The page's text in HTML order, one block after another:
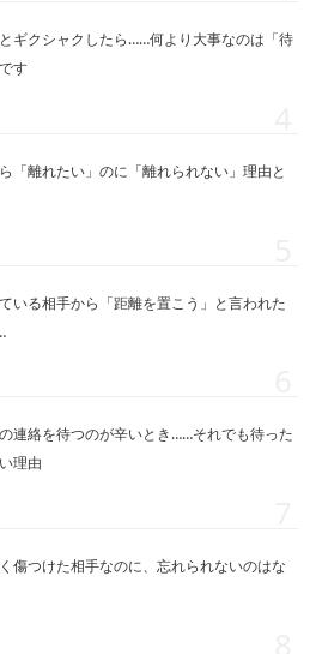
ギクシャクしたら……何より大事なのは「待
す
「離れたい」のに「離れられない」理由と
いる相手から「距離を置こう」と言われた
連絡を待つのが辛いとき……それでも待った
理由
傷つけた相手なのに、忘れられないのはな